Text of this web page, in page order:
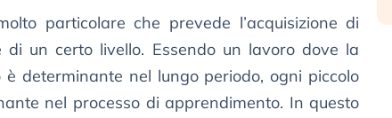
particolare che prevede l’acquisizione di
di un certo livello. Essendo un lavoro dove la
determinante nel lungo periodo, ogni piccolo
nel processo di apprendimento. In questo